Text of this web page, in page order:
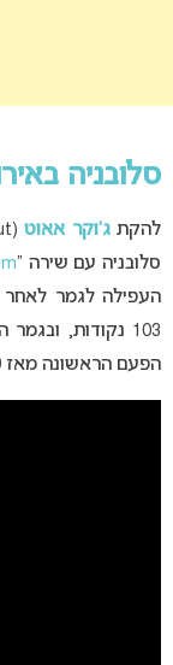
סלובניה
להקתג’וקר אאוט
סלובניה עם שירה “
העפילה לגמר
הפעם הראשונה מאז 2019 שסלובניה מעפילה לגמר.